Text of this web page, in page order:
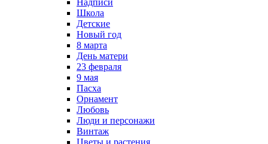
Надписи
Школа
Детские
Новый год
8 марта
День матери
23 февраля
9 мая
Пасха
Орнамент
Любовь
Люди и персонажи
Винтаж